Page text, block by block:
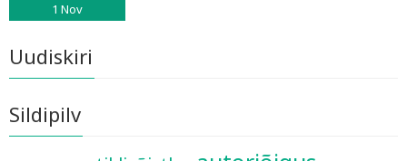
1 Nov
Uudiskiri
Sildipilv